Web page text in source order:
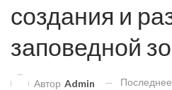
создания и
заповедной
Автор Admin